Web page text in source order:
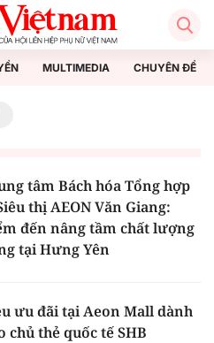
MULTIMEDIA CHUYÊN ĐỀ
tâm Bách hóa Tổng hợp
thị AEON Văn Giang:
đến nâng tầm chất lượng
tại Hưng Yên
ưu đãi tại Aeon Mall dành
chủ thẻ quốc tế SHB